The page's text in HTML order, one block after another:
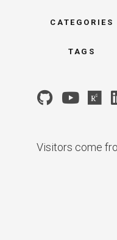
CATEGORIES
TAGS
Visitors come